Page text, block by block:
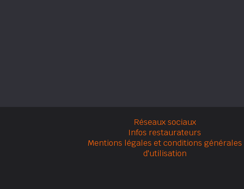
Réseaux sociaux
Infos restaurateurs
Mentions légales et conditions générales
d'utilisation